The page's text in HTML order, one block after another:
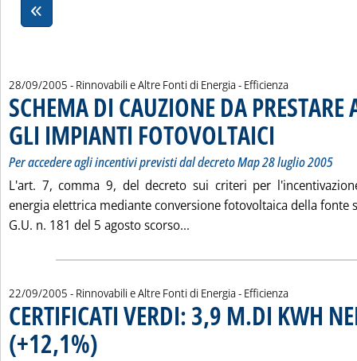
28/09/2005 - Rinnovabili e Altre Fonti di Energia - Efficienza
SCHEMA DI CAUZIONE DA PRESTARE
GLI IMPIANTI FOTOVOLTAICI
Per accedere agli incentivi previsti dal decreto Map 28 luglio 2005
L'art. 7, comma 9, del decreto sui criteri per
energia elettrica mediante conversione fotovoltaica della fonte
G.U. n. 181 del 5 agosto scorso...
22/09/2005 - Rinnovabili e Altre Fonti di Energia - Efficienza
CERTIFICATI VERDI: 3,9 M.DI KWH
(+12,1%)